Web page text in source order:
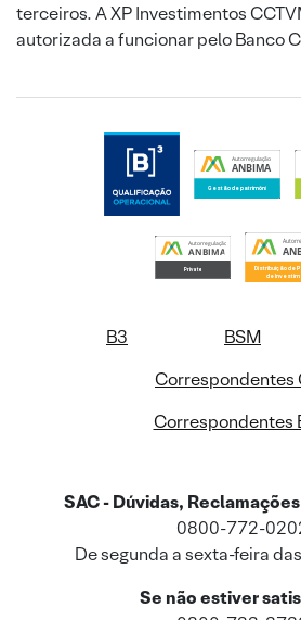
terceiros. A XP Investimentos
autorizada a funcionar pelo Banco
B3 BSM
Correspondentes
Correspondentes
SAC - Dúvidas,
0800-772-
De segunda a sexta-feira
Se não estiver